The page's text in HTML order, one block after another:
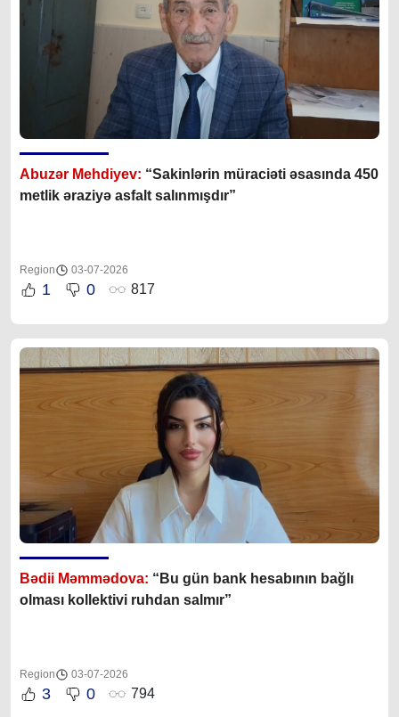
Abuzər Mehdiyev: “Sakinlərin müraciəti əsasında 450
metlik əraziyə asfalt salınmışdır”
Region 03-07-2026
1 0 817
Bədii Məmmədova: “Bu gün bank hesabının bağlı
olması kollektivi ruhdan salmır”
Region 03-07-2026
3 0 794